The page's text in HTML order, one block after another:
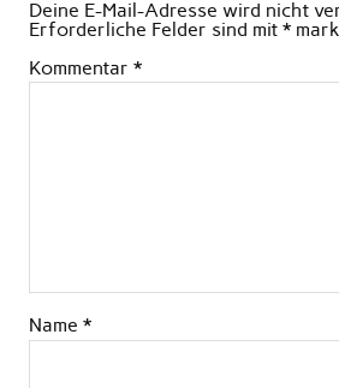
Deine E-Mail-Adresse wird nicht
Erforderliche Felder sind mit *
Kommentar *
Name *